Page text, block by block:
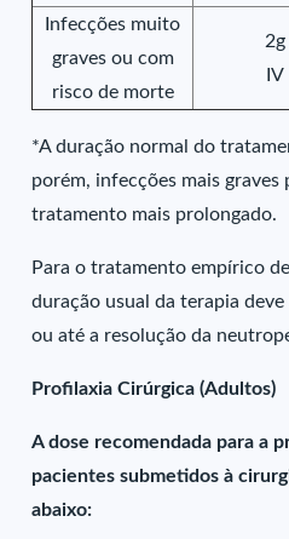
Infecções muito
graves ou com
risco de morte
2g
IV
*A duração normal do
porém, infecções mais graves
tratamento mais prolongado.
Para o tratamento empírico
duração usual da terapia
ou até a resolução da
Profilaxia Cirúrgica (Adultos)
A dose recomendada para a
pacientes submetidos à
abaixo: